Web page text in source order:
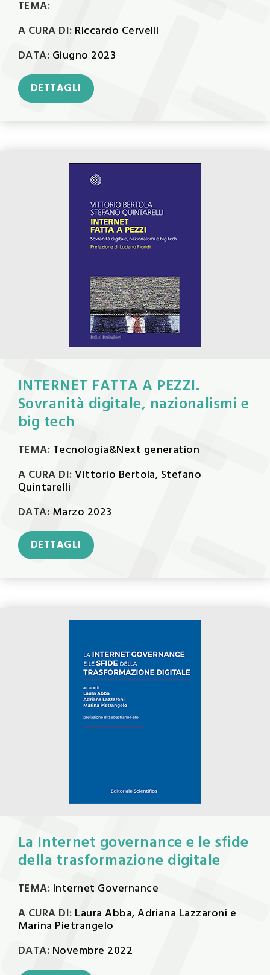
TEMA:
A CURA DI: Riccardo Cervelli
DATA: Giugno 2023
DETTAGLI
INTERNET FATTA A PEZZI.
Sovranità digitale, nazionalismi e
big tech
TEMA: Tecnologia&Next generation
A CURA DI:Vittorio Bertola, Stefano
Quintarelli
DATA: Marzo 2023
DETTAGLI
La Internet governance e le sfide
della trasformazione digitale
TEMA: Internet Governance
A CURA DI: Laura Abba, Adriana Lazzaroni e
Marina Pietrangelo
DATA: Novembre 2022